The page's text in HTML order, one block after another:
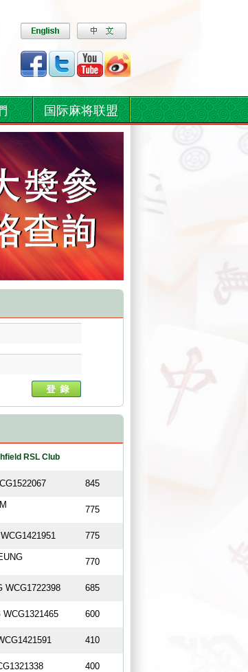
国际麻将联盟
RSL Club
845
775
775
770
WCG1722398 685
WCG1321465 600
410
400